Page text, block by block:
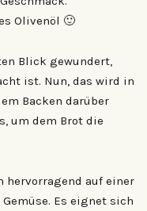
Olivenöl 🙂
Blick gewundert,
ist. Nun, das wird in
Backen darüber
um dem Brot die
hervorragend auf einer
Es eignet sich